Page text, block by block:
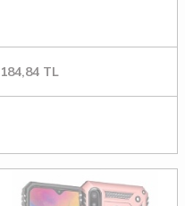
184,84 TL